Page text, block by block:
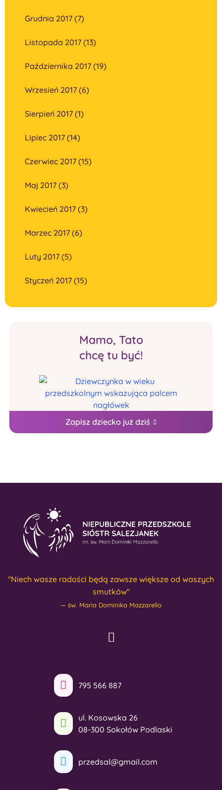
Grudnia 2017 (7)
Listopada 2017 (13)
Października 2017 (19)
Wrzesień 2017 (6)
Sierpień 2017 (1)
Lipiec 2017 (14)
Czerwiec 2017 (15)
Maj 2017 (3)
Kwiecień 2017 (3)
Marzec 2017 (6)
Luty 2017 (5)
Styczeń 2017 (15)
Mamo, Tato
chcę tu być!
Zapisz dziecko już dziś
"Niech wasze radości będą zawsze większe od waszych
smutków"
św. Maria Dominika Mazzarello
795 566 887
ul. Kosowska 26
08-300 Sokołów Podlaski
przedsal@gmail.com